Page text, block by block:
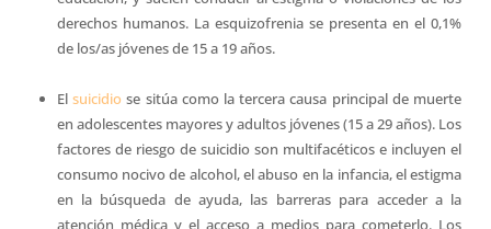
derechos humanos. La esquizofrenia se presenta en el 0,1%
de los/as jóvenes de 15 a 19 años.
Elsuicidio se sitúa como la tercera causa principal de muerte
en adolescentes mayores y adultos jóvenes (15 a 29 años). Los
factores de riesgo de suicidio son multifacéticos e incluyen el
consumo nocivo de alcohol, el abuso en la infancia, el estigma
en la búsqueda de ayuda, las barreras para acceder a la
atención médica y el acceso a medios para cometerlo. Los